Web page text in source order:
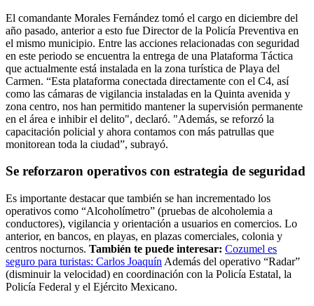
El comandante Morales Fernández tomó el cargo en diciembre del
año pasado, anterior a esto fue Director de la Policía Preventiva en
el mismo municipio. Entre las acciones relacionadas con seguridad
en este periodo se encuentra la entrega de una Plataforma Táctica
que actualmente está instalada en la zona turística de Playa del
Carmen. “Esta plataforma conectada directamente con el C4, así
como las cámaras de vigilancia instaladas en la Quinta avenida y
zona centro, nos han permitido mantener la supervisión permanente
en el área e inhibir el delito", declaró. "Además, se reforzó la
capacitación policial y ahora contamos con más patrullas que
monitorean toda la ciudad”, subrayó.
Se reforzaron operativos con estrategia de seguridad
Es importante destacar que también se han incrementado los
operativos como “Alcoholímetro” (pruebas de alcoholemia a
conductores), vigilancia y orientación a usuarios en comercios. Lo
anterior, en bancos, en playas, en plazas comerciales, colonia y
centros nocturnos. También te puede interesar: Cozumel es
seguro para turistas: Carlos Joaquín Además del operativo “Radar”
(disminuir la velocidad) en coordinación con la Policía Estatal, la
Policía Federal y el Ejército Mexicano.